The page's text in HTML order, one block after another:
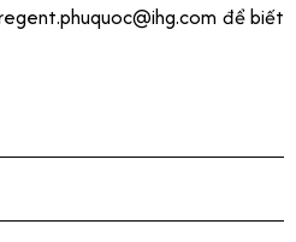
để biết